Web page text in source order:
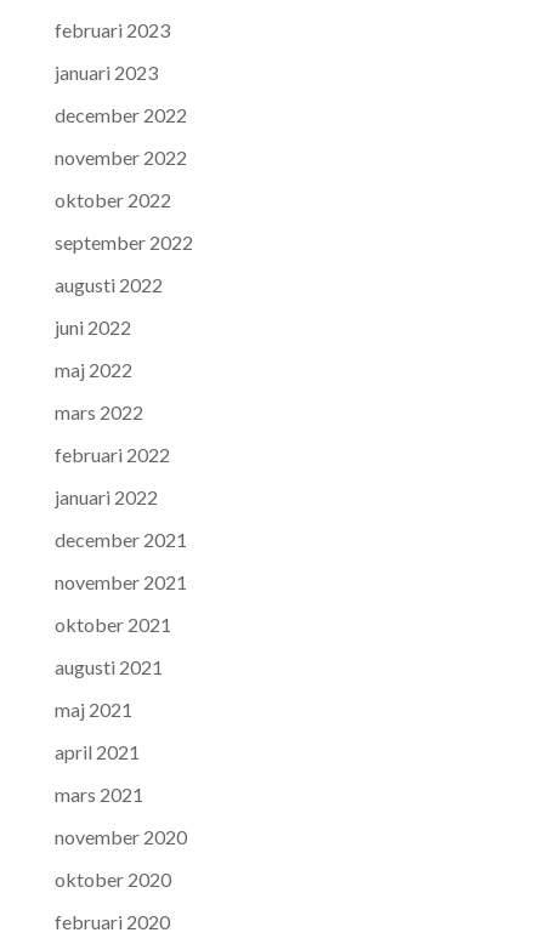
februari 2023
januari 2023
december 2022
november 2022
oktober 2022
september 2022
augusti 2022
juni 2022
maj 2022
mars 2022
februari 2022
januari 2022
december 2021
november 2021
oktober 2021
augusti 2021
maj 2021
april 2021
mars 2021
november 2020
oktober 2020
februari 2020